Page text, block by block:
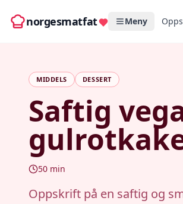
norgesmatfat Meny
MIDDELS DESSERT
Saftig
50 min
Oppskrift på en saftig og